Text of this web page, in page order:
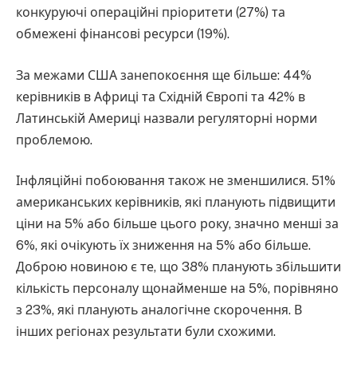
конкуруючі операційні пріоритети (27%) та
обмежені фінансові ресурси (19%).
За межами США занепокоєння ще більше: 44%
керівників в Африці та Східній Європі та 42% в
Латинській Америці назвали регуляторні норми
проблемою.
Інфляційні побоювання також не зменшилися. 51%
американських керівників, які планують підвищити
ціни на 5% або більше цього року, значно менші за
6%, які очікують їх зниження на 5% або більше.
Доброю новиною є те, що 38% планують збільшити
кількість персоналу щонайменше на 5%, порівняно
з 23%, які планують аналогічне скорочення. В
інших регіонах результати були схожими.